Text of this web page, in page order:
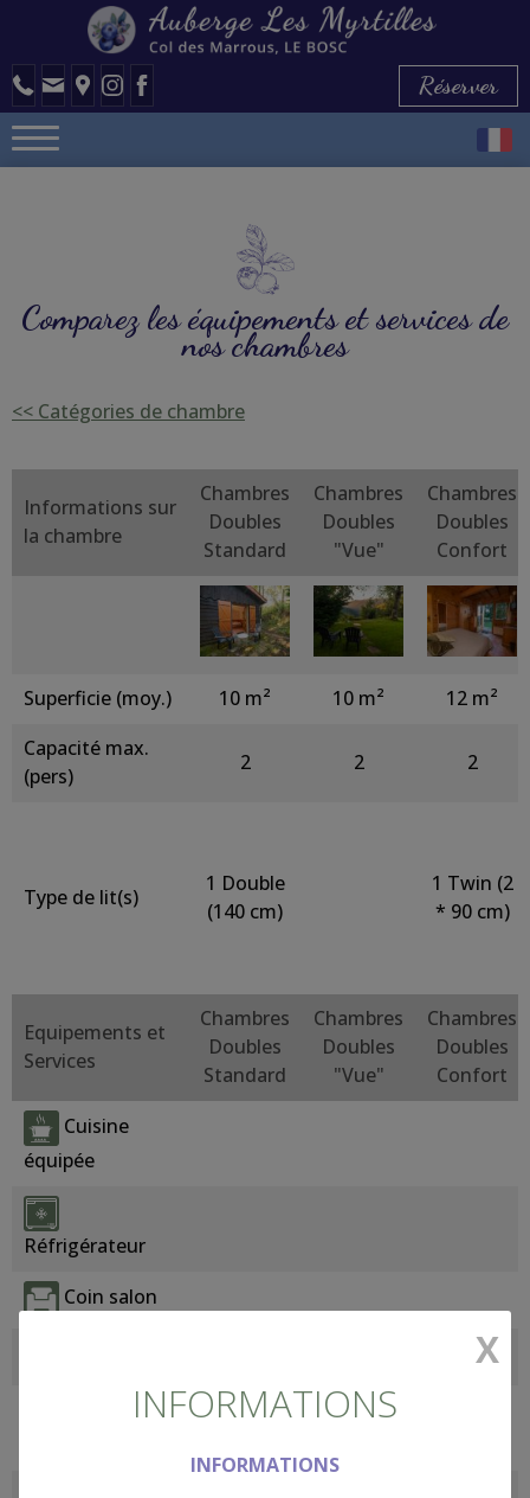
Réserver
Comparez les équipements et services de
nos chambres
<< Catégories de chambre
Informations sur
la chambre
Chambres
Doubles
Standard
Chambres
Doubles
"Vue"
Chambres
Doubles
Confort
Superficie (moy.) 10 m² 10 m²
12 m²
Capacité max.
(pers)
2 2 2
Type de lit(s)
1 Double
(140 cm)
1 Twin (2
* 90 cm)
Equipements et
Services
Chambres
Doubles
Standard
Chambres
Doubles
"Vue"
Chambres
Doubles
Confort
Cuisine
équipée
Réfrigérateur
Coin salon
Machine à
X
INFORMATIONS
INFORMATIONS